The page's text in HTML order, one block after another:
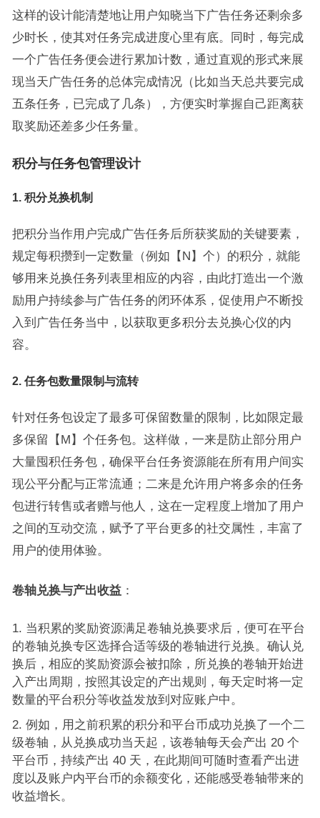
这样的设计能清楚地让用户知晓当下广告任务还剩余多
少时长，使其对任务完成进度心里有底。同时，每完成
一个广告任务便会进行累加计数，通过直观的形式来展
现当天广告任务的总体完成情况（比如当天总共要完成
五条任务，已完成了几条），方便实时掌握自己距离获
取奖励还差多少任务量。
积分与任务包管理设计
1. 积分兑换机制
把积分当作用户完成广告任务后所获奖励的关键要素，
规定每积攒到一定数量（例如【N】个）的积分，就能
够用来兑换任务列表里相应的内容，由此打造出一个激
励用户持续参与广告任务的闭环体系，促使用户不断投
入到广告任务当中，以获取更多积分去兑换心仪的内
容。
2. 任务包数量限制与流转
针对任务包设定了最多可保留数量的限制，比如限定最
多保留【M】个任务包。这样做，一来是防止部分用户
大量囤积任务包，确保平台任务资源能在所有用户间实
现公平分配与正常流通；二来是允许用户将多余的任务
包进行转售或者赠与他人，这在一定程度上增加了用户
之间的互动交流，赋予了平台更多的社交属性，丰富了
用户的使用体验。
卷轴兑换与产出收益：
当积累的奖励资源满足卷轴兑换要求后，便可在平台
的卷轴兑换专区选择合适等级的卷轴进行兑换。确认兑
换后，相应的奖励资源会被扣除，所兑换的卷轴开始进
入产出周期，按照其设定的产出规则，每天定时将一定
数量的平台积分等收益发放到对应账户中。
例如，用之前积累的积分和平台币成功兑换了一个二
级卷轴，从兑换成功当天起，该卷轴每天会产出 20 个
平台币，持续产出 40 天，在此期间可随时查看产出进
度以及账户内平台币的余额变化，还能感受卷轴带来的
收益增长。